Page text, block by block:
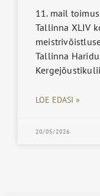
11. mail
Tallinna XLIV
Tallinna
LOE EDASI »
20/05/2026